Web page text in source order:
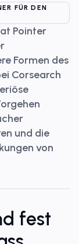
FÜR DEN
Pointer
Formen des
Corsearch
und die
von
fest